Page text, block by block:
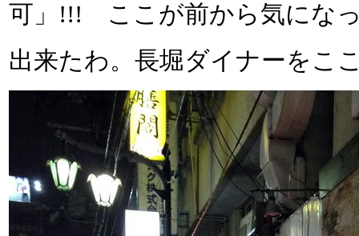
可」!!! ここが前から気にな
出来たわ。長堀ダイナーをこ